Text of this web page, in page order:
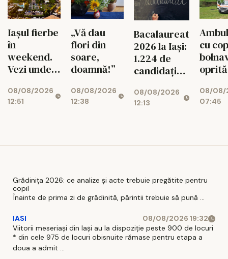
Iașul fierbe
în
weekend.
Vezi unde
ieși pe 8 și 9
august
08/08/2026
12:51
„Vă dau
flori din
soare,
doamnă!”
08/08/2026
12:38
Bacalaureat
2026 la Iași:
1.224 de
candidați
examen
08/08/2026
12:13
cu
face
08/08/
07:45
Grădinița 2026: ce analize și acte trebuie pregătite pentru
copil
Înainte de prima zi de grădinită, părintii trebuie să pună ...
IASI
08/08/2026 19:32
Viitorii meseriași din Iași au la dispoziție peste 900 de locuri
* din cele 975 de locuri obisnuite rămase pentru etapa a
doua a admit ...